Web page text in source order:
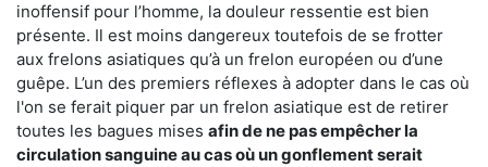
inoffensif pour l’homme, la douleur ressentie est bien
présente. Il est moins dangereux toutefois de se frotter
aux frelons asiatiques qu’à un frelon européen ou d’une
guêpe. L’un des premiers réflexes à adopter dans le cas où
l'on se ferait piquer par un frelon asiatique est de retirer
toutes les bagues mises afin de ne pas empêcher la
circulation sanguine au cas où un gonflement serait